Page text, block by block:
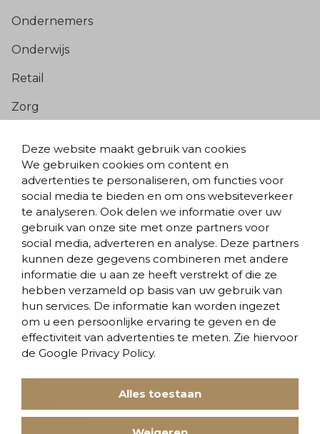
Deze website maakt gebruik van cookies
We gebruiken cookies om content en
advertenties te personaliseren, om functies voor
social media te bieden en om ons websiteverkeer
te analyseren. Ook delen we informatie over uw
gebruik van onze site met onze partners voor
social media, adverteren en analyse. Deze partners
kunnen deze gegevens combineren met andere
informatie die u aan ze heeft verstrekt of die ze
hebben verzameld op basis van uw gebruik van
hun services. De informatie kan worden ingezet
om u een persoonlijke ervaring te geven en de
effectiviteit van advertenties te meten. Zie hiervoor
de Google Privacy Policy.
Alles toestaan
Ondernemers
Onderwijs
Retail
Zorg
Blogs & nieuws
Contact
Evenementen
Team
Werken bij BVD
Cookies
Klachtenregeling